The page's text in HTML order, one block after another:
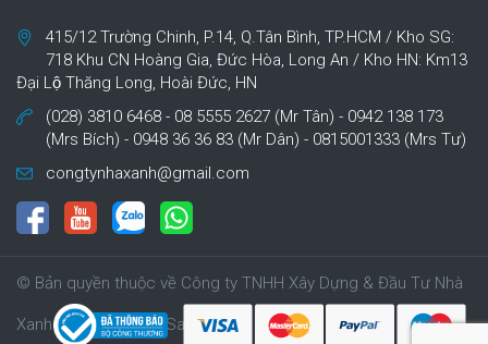
415/12 Trường Chinh, P.14, Q.Tân Bình, TP.HCM / Kho SG:
718 Khu CN Hoàng Gia, Đức Hòa, Long An / Kho HN: Km13
Đại Lộ Thăng Long, Hoài Đức, HN
(028) 3810 6468 - 08 5555 2627 (Mr Tân) - 0942 138 173
(Mrs Bích) - 0948 36 36 83 (Mr Dân) - 0815001333 (Mrs Tư)
congtynhaxanh@gmail.com
© Bản quyền thuộc về Công ty TNHH Xây Dựng & Đầu Tư Nhà
Xanh | Cung cấp bởi Sapo